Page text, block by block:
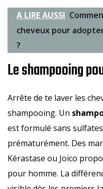
A LIRE AUSSI
cheveux pour
?
Le shampooing
Arrête de te laver les
shampooing. Un
est formulé sans
prématurément. Des
Kérastase ou Joico
pour homme. La